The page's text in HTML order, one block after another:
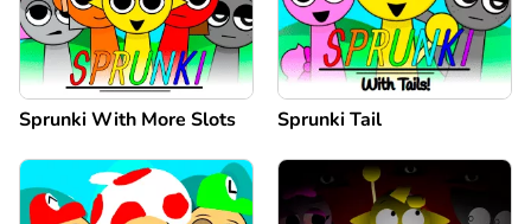
Sprunki With More Slots Sprunki Tail